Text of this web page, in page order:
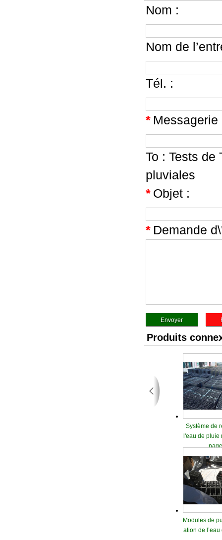
Nom :
Nom de
Tél. :
* Messagerie
To : Tests de
pluviales
* Objet :
* Demande
Produits
Système de
l'eau de pluie
nage
Modules de
ation de